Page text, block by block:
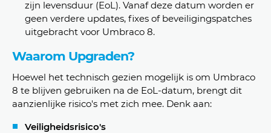
zijn levensduur (EoL). Vanaf deze datum worden er
geen verdere updates, fixes of beveiligingspatches
uitgebracht voor Umbraco 8.
Waarom Upgraden?
Hoewel het technisch gezien mogelijk is om Umbraco
8 te blijven gebruiken na de EoL-datum, brengt dit
aanzienlijke risico's met zich mee. Denk aan:
Veiligheidsrisico's